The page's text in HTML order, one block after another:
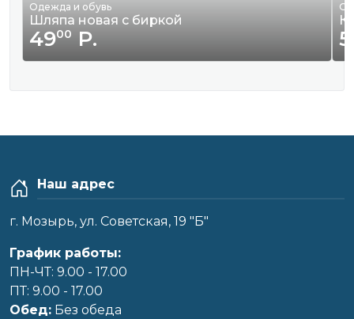
Одежда и обувь
Шляпа новая с биркой
4900 Р.
Наш адрес
г. Мозырь, ул. Советская, 19 "Б"
График работы:
ПН-ЧТ: 9.00 - 17.00
ПТ: 9.00 - 17.00
Обед: Без обеда